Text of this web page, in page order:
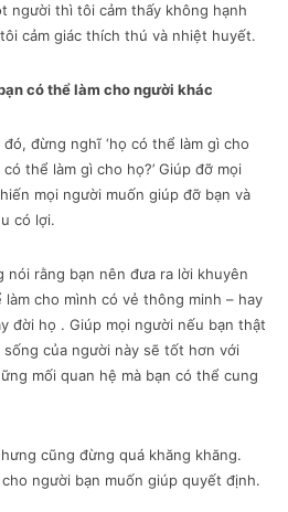
người thì tôi cảm thấy không hạnh
cảm giác thích thú và nhiệt huyết.
có thể làm cho người khác
đừng nghĩ ‘họ có thể làm gì cho
thể làm gì cho họ?’ Giúp đỡ mọi
mọi người muốn giúp đỡ bạn và
có lợi.
nói rằng bạn nên đưa ra lời khuyên
cho mình có vẻ thông minh – hay
đời họ . Giúp mọi người nếu bạn thật
của người này sẽ tốt hơn với
mối quan hệ mà bạn có thể cung
cũng đừng quá khăng khăng.
người bạn muốn giúp quyết định.